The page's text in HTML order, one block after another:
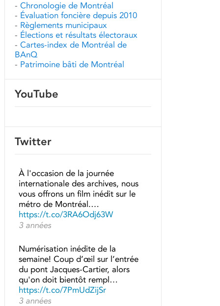
- Chronologie de Montréal
- Évaluation foncière depuis 2010
- Règlements municipaux
- Élections et résultats électoraux
- Cartes-index de Montréal de
BAnQ
- Patrimoine bâti de Montréal
YouTube
Twitter
À l'occasion de la journée
internationale des archives, nous
vous offrons un film inédit sur le
métro de Montréal.…
https://t.co/3RA6Odj63W
3 années
Numérisation inédite de la
semaine! Coup d’œil sur l’entrée
du pont Jacques-Cartier, alors
qu'on doit bientôt rempl…
https://t.co/7PmUdZijSr
3 années